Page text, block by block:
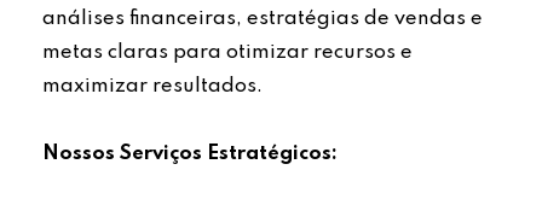
análises financeiras, estratégias de vendas e
metas claras para otimizar recursos e
maximizar resultados.
Nossos Serviços Estratégicos: